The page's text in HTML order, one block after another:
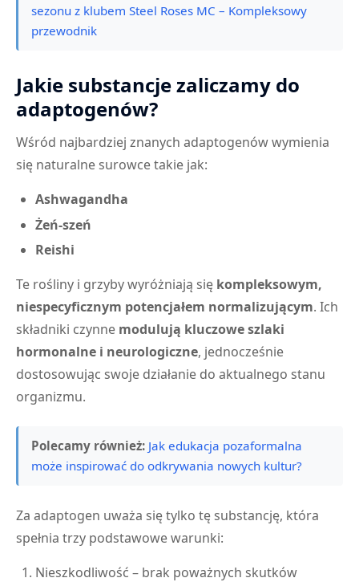
sezonu z klubem Steel Roses MC – Kompleksowy
przewodnik
Jakie substancje zaliczamy do
adaptogenów?
Wśród najbardziej znanych adaptogenów wymienia
się naturalne surowce takie jak:
Ashwagandha
Żeń-szeń
Reishi
Te rośliny i grzyby wyróżniają się kompleksowym,
niespecyficznym potencjałem normalizującym. Ich
składniki czynne modulują kluczowe szlaki
hormonalne i neurologiczne, jednocześnie
dostosowując swoje działanie do aktualnego stanu
organizmu.
Polecamy również: Jak edukacja pozaformalna
może inspirować do odkrywania nowych kultur?
Za adaptogen uważa się tylko tę substancję, która
spełnia trzy podstawowe warunki:
Nieszkodliwość – brak poważnych skutków